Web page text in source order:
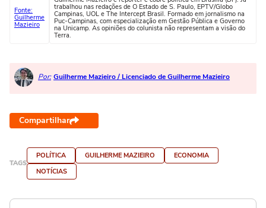
Fonte:
Guilherme
Mazieiro
trabalhou nas redações de O Estado de S. Paulo, EPTV/Globo
Campinas, UOL e The Intercept Brasil. Formado em jornalismo na
Puc-Campinas, com especialização em Gestão Pública e Governo
na Unicamp. As opiniões do colunista não representam a visão do
Terra.
Por: Guilherme Mazieiro / Licenciado de Guilherme Mazieiro
Compartilhar
TAGS
POLÍTICA GUILHERME MAZIEIRO
ECONOMIA
NOTÍCIAS